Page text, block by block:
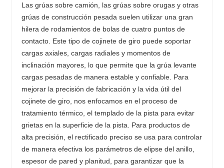
Las grúas sobre camión, las grúas sobre orugas y otras
grúas de construcción pesada suelen utilizar una gran
hilera de rodamientos de bolas de cuatro puntos de
contacto. Este tipo de cojinete de giro puede soportar
cargas axiales, cargas radiales y momentos de
inclinación mayores, lo que permite que la grúa levante
cargas pesadas de manera estable y confiable. Para
mejorar la precisión de fabricación y la vida útil del
cojinete de giro, nos enfocamos en el proceso de
tratamiento térmico, el templado de la pista para evitar
grietas en la superficie de la pista. Para productos de
alta precisión, el rectificado preciso se usa para controlar
de manera efectiva los parámetros de elipse del anillo,
espesor de pared y planitud, para garantizar que la